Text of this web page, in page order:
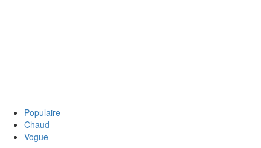
Populaire
Chaud
Vogue